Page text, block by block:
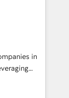
Our
of a
to deliver
AI agents
in
offer spans